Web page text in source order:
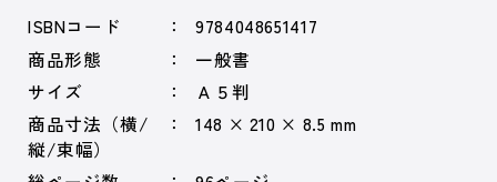
ISBNコード
9784048651417
商品形態
一般書
サイズ
Ａ５判
商品寸法（横/
縦/束幅）
148 × 210 × 8.5 mm